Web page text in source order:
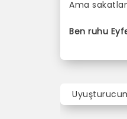
Ama
Ben ruhu
Y